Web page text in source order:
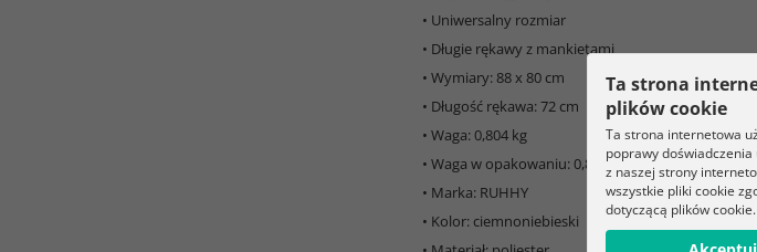
• Uniwersalny rozmiar
• Długie rękawy z mankietami
• Wymiary: 88 x 80 cm
• Długość rękawa: 72 cm
• Waga: 0,804 kg
• Waga w opakowaniu: 0,834 kg
• Marka: RUHHY
• Kolor: ciemnoniebieski
Ta strona
plików cookie
Ta strona internetowa
poprawy
z naszej strony
wszystkie pliki cookie
dotyczącą plików cookie.